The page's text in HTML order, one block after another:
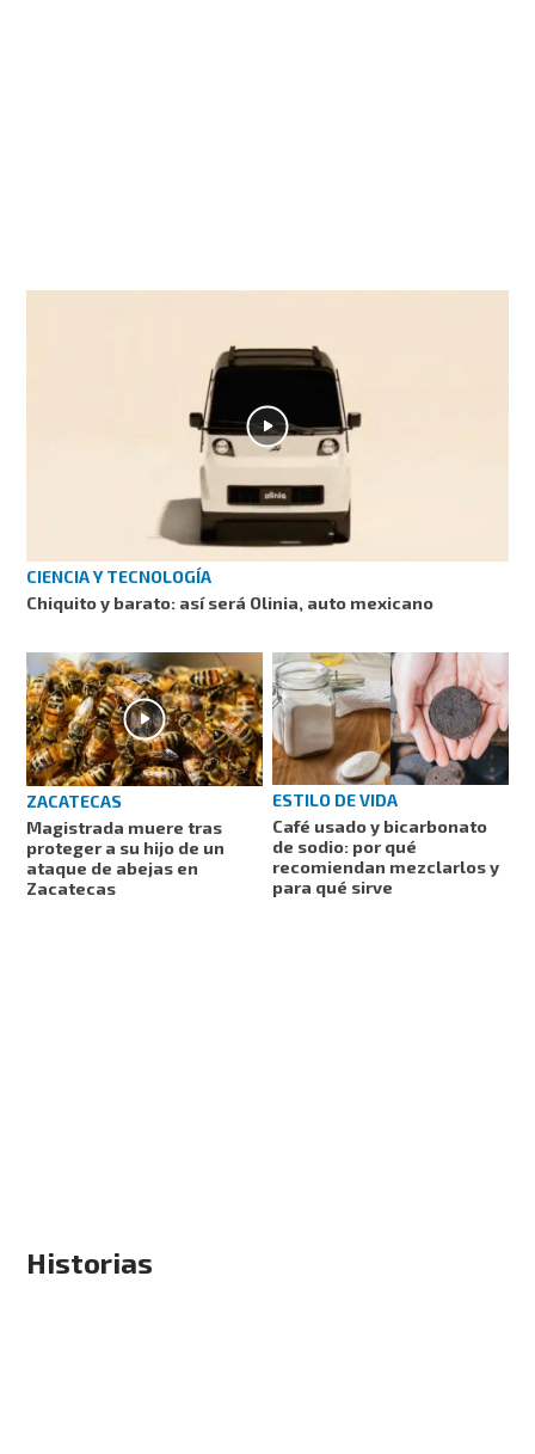
CIENCIA Y TECNOLOGÍA
Chiquito y barato: así será Olinia, auto mexicano
ZACATECAS
Magistrada muere tras
proteger a su hijo de un
ataque de abejas en
Zacatecas
ESTILO DE VIDA
Café usado y bicarbonato
de sodio: por qué
recomiendan mezclarlos y
para qué sirve
Historias